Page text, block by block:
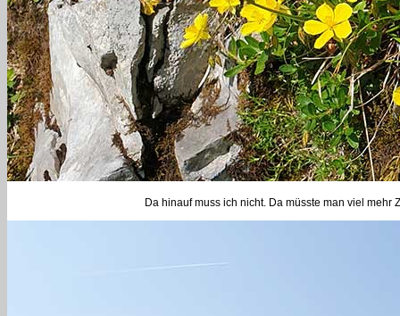
Da hinauf muss ich nicht. Da müsste man viel